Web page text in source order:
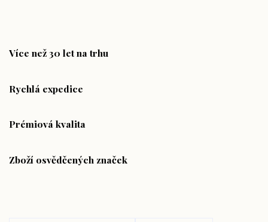
Více než 30 let na trhu
Rychlá expedice
Prémiová kvalita
Zboží osvědčených značek